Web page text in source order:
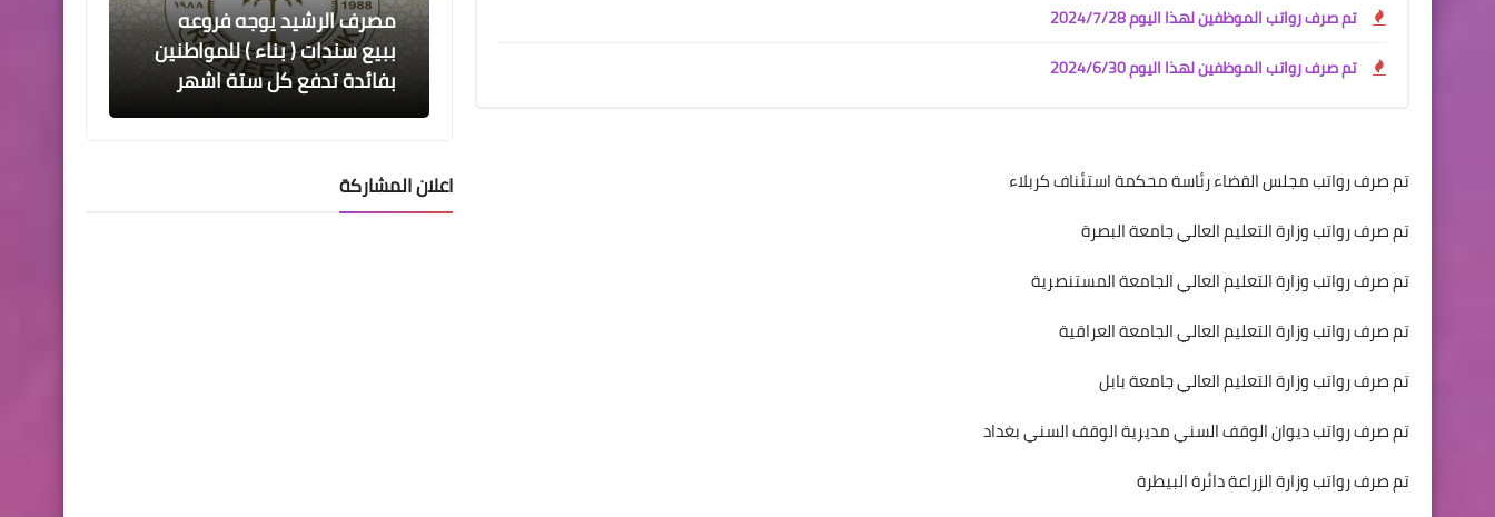
تم صرف رواتب الموظفين لهذا اليوم 2024/7/28
تم صرف رواتب الموظفين لهذا اليوم 2024/6/30
تم صرف رواتب مجلس القضاء رئاسة محكمة استئناف كربلاء
تم صرف رواتب وزارة التعليم العالي جامعة البصرة
تم صرف رواتب وزارة التعليم العالي الجامعة المستنصرية
تم صرف رواتب وزارة التعليم العالي الجامعة العراقية
تم صرف رواتب وزارة التعليم العالي جامعة بابل
تم صرف رواتب ديوان الوقف السني مديرية الوقف السني بغداد
تم صرف رواتب وزارة الزراعة دائرة البيطرة
مصرف الرشيد يوجه فروعه
ببيع سندات ( بناء ) للمواطنين
بفائدة تدفع كل ستة اشهر
اخبار العامة
اعلان المشاركة